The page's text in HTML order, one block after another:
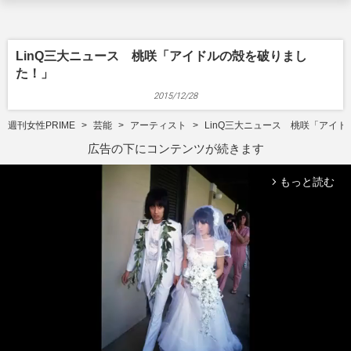
LinQ三大ニュース 桃咲「アイドルの殻を破りまし
た！」
2015/12/28
週刊女性PRIME 芸能 アーティスト LinQ三大ニュース 桃咲「アイド
広告の下にコンテンツが続きます
arrow_forward_ios もっと読む